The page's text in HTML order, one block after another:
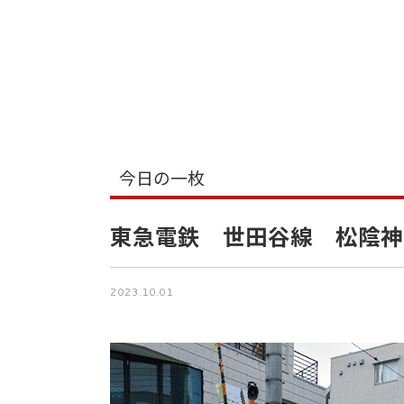
今日の一枚
東急電鉄 世田谷線 松陰
2023.10.01